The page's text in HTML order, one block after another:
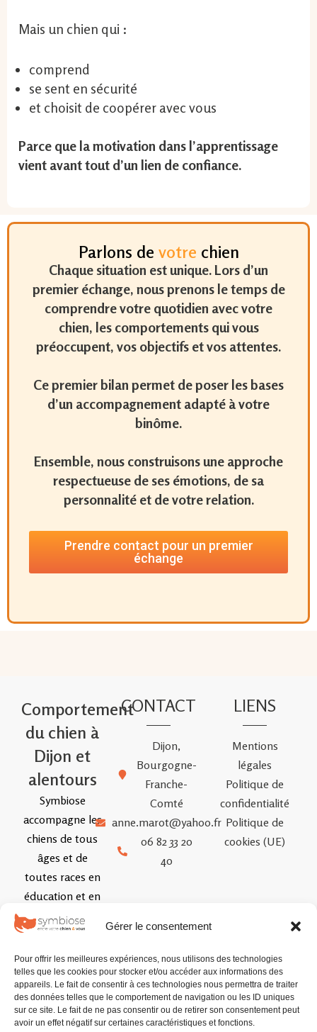
Gérer le consentement
Pour offrir les meilleures expériences, nous utilisons des technologies
telles que les cookies pour stocker et/ou accéder aux informations des
appareils. Le fait de consentir à ces technologies nous permettra de traiter
des données telles que le comportement de navigation ou les ID uniques
sur ce site. Le fait de ne pas consentir ou de retirer son consentement peut
avoir un effet négatif sur certaines caractéristiques et fonctions.
Mais un chien qui :
comprend
se sent en sécurité
et choisit de coopérer avec vous
Parce que la motivation dans l’apprentissage
vient avant tout d’un lien de confiance.
Parlons de votre chien
Chaque situation est unique. Lors d’un
premier échange, nous prenons le temps de
comprendre votre quotidien avec votre
chien, les comportements qui vous
préoccupent, vos objectifs et vos attentes.
Ce premier bilan permet de poser les bases
d’un accompagnement adapté à votre
binôme.
Ensemble, nous construisons une approche
respectueuse de ses émotions, de sa
personnalité et de votre relation.
Prendre contact pour un premier
échange
Comportement
du chien à
Dijon et
alentours
Symbiose
accompagne les
chiens de tous
âges et de
toutes races en
éducation et en
rééducation
comportementale
grâce à une
approche
coopérative
centrée sur la
CONTACT
Dijon,
Bourgogne-
Franche-
Comté
anne.marot@yahoo.fr
06 82 33 20
40
LIENS
Mentions
légales
Politique de
confidentialité
Politique de
cookies (UE)